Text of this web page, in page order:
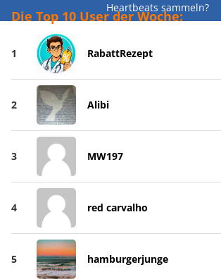
Heartbeats sammeln?
Die Top 10 User der Woche:
1 RabattRezept
2 Alibi
3 MW197
4 red carvalho
5 hamburgerjunge